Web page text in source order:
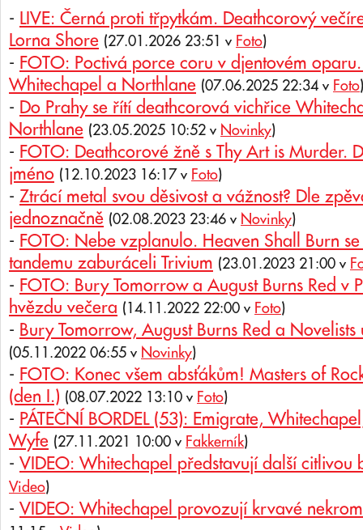
- LIVE: Černá proti třpytkám. Deathcorový
Lorna Shore (27.01.2026 23:51 v Foto)
- FOTO: Poctivá porce coru v djentovém
Whitechapel a Northlane (07.06.2025 22:34 v Foto)
- Do Prahy se řítí deathcorová vichřice
Northlane (23.05.2025 10:52 v Novinky)
- FOTO: Deathcorové žně s Thy Art is Murder.
jméno (12.10.2023 16:17 v Foto)
- Ztrácí metal svou děsivost a vážnost? Dle
jednoznačně (02.08.2023 23:46 v Novinky)
- FOTO: Nebe vzplanulo. Heaven Shall Burn
tandemu zaburáceli Trivium (23.01.2023 21:00 v
- FOTO: Bury Tomorrow a August Burns Red v
hvězdu večera (14.11.2022 22:00 v Foto)
- Bury Tomorrow, August Burns Red a
(05.11.2022 06:55 v Novinky)
- FOTO: Konec všem absťákům! Masters of
(den I.) (08.07.2022 13:10 v Foto)
- PÁTEČNÍ BORDEL (53): Emigrate,
Wyfe (27.11.2021 10:00 v Fakkerník)
- VIDEO: Whitechapel představují další citlivou
Video)
- VIDEO: Whitechapel provozují krvavé